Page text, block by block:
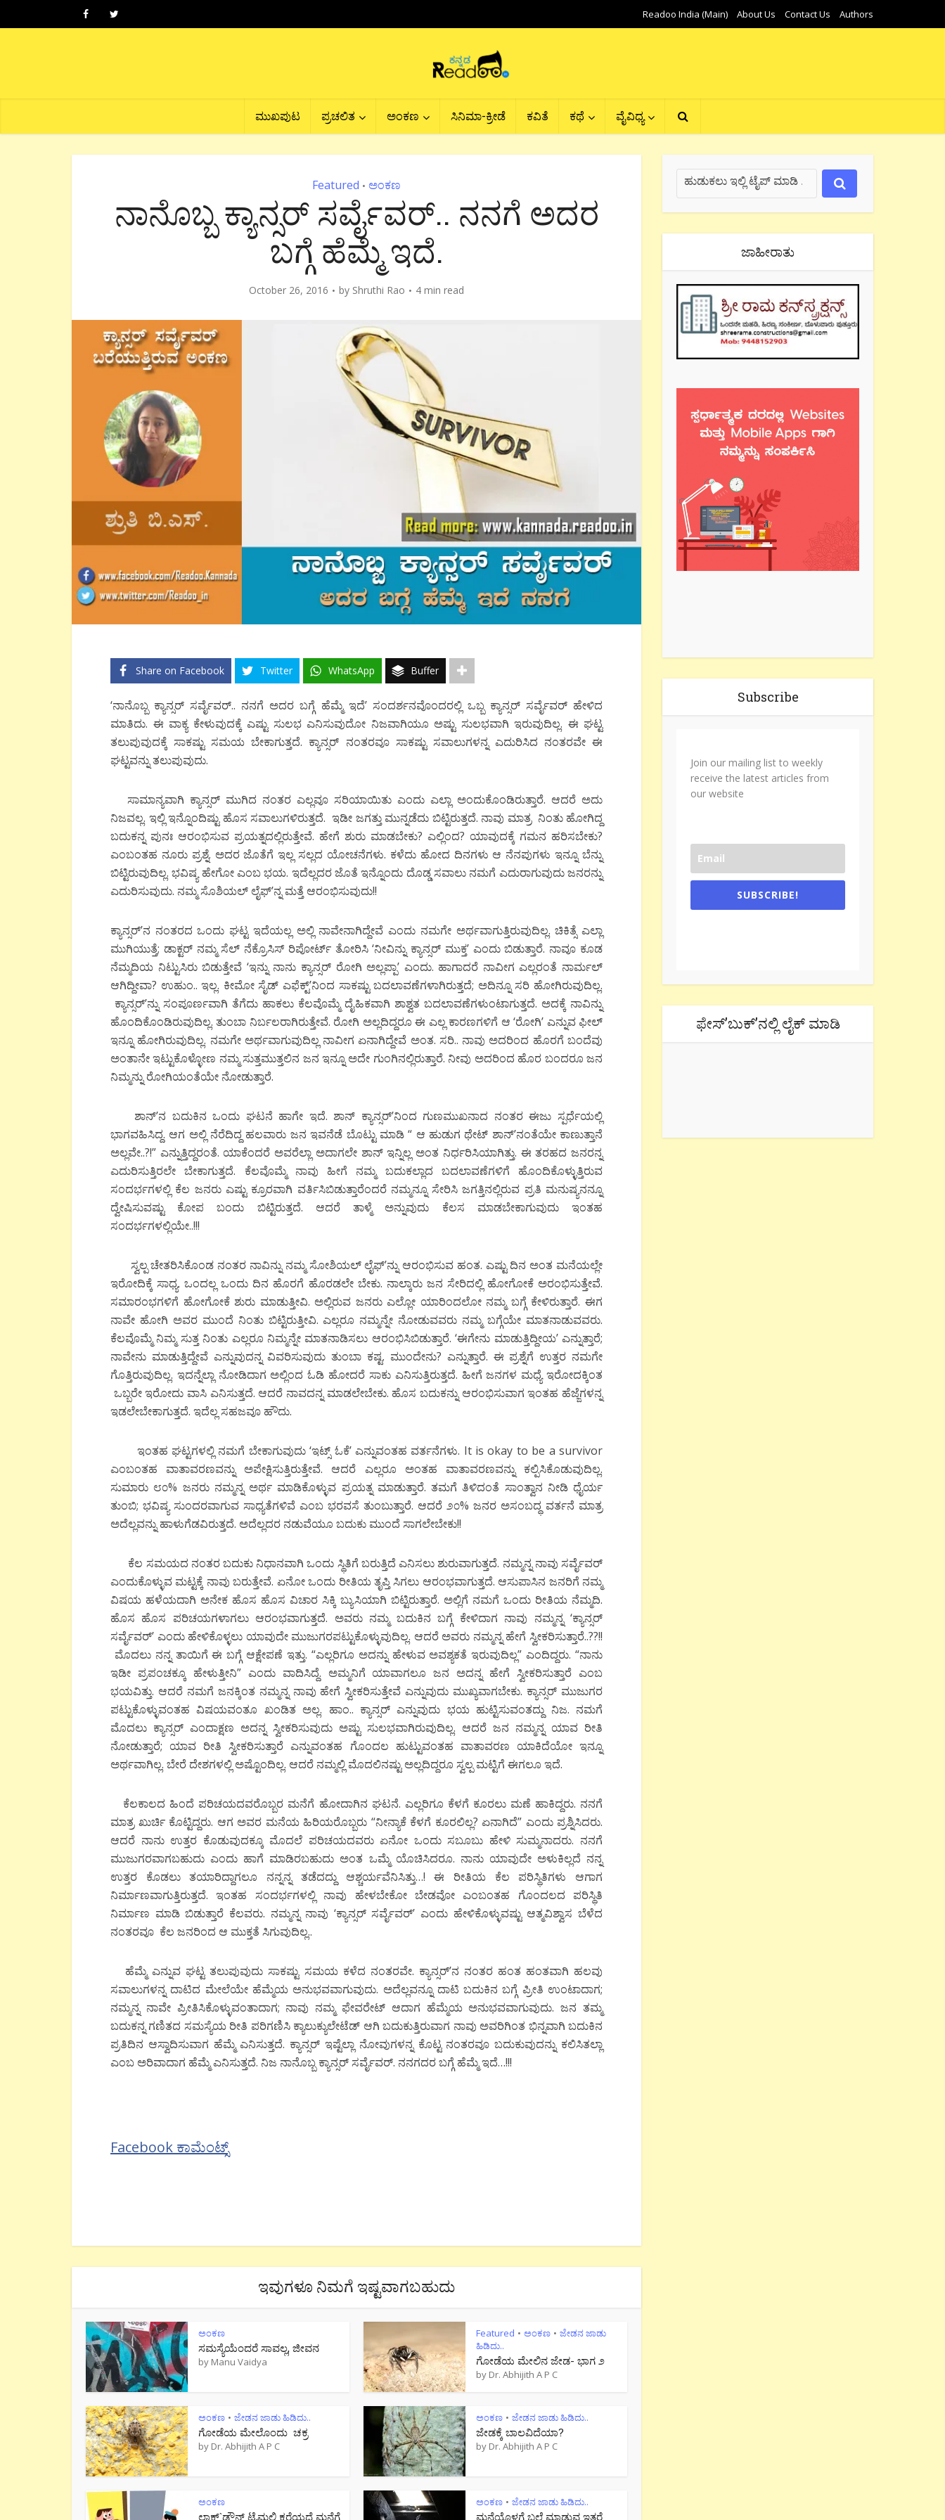
Readoo India (Main) About Us Contact Us Authors
ಮುಖಪುಟ ಪ್ರಚಲಿತ ಅಂಕಣ ಸಿನಿಮಾ-ಕ್ರೀಡೆ ಕವಿತೆ ಕಥೆ ವೈವಿಧ್ಯ
Featured • ಅಂಕಣ
ನಾನೊಬ್ಬ ಕ್ಯಾನ್ಸರ್ ಸರ್ವೈವರ್.. ನನಗೆ ಅದರ
ಬಗ್ಗೆ ಹೆಮ್ಮೆ ಇದೆ.
October 26, 2016 by Shruthi Rao 4 min read
Share on Facebook Twitter WhatsApp Buffer
‘ನಾನೊಬ್ಬ ಕ್ಯಾನ್ಸರ್ ಸರ್ವೈವರ್.. ನನಗೆ ಅದರ ಬಗ್ಗೆ ಹೆಮ್ಮೆ ಇದೆ’ ಸಂದರ್ಶನವೊಂದರಲ್ಲಿ ಒಬ್ಬ ಕ್ಯಾನ್ಸರ್ ಸರ್ವೈವರ್ ಹೇಳಿದ
ಮಾತಿದು. ಈ ವಾಕ್ಯ ಕೇಳುವುದಕ್ಕೆ ಎಷ್ಟು ಸುಲಭ ಎನಿಸುವುದೋ ನಿಜವಾಗಿಯೂ ಅಷ್ಟು ಸುಲಭವಾಗಿ ಇರುವುದಿಲ್ಲ. ಈ ಘಟ್ಟ
ತಲುಪುವುದಕ್ಕೆ ಸಾಕಷ್ಟು ಸಮಯ ಬೇಕಾಗುತ್ತದೆ. ಕ್ಯಾನ್ಸರ್ ನಂತರವೂ ಸಾಕಷ್ಟು ಸವಾಲುಗಳನ್ನ ಎದುರಿಸಿದ ನಂತರವೇ ಈ
ಘಟ್ಟವನ್ನು ತಲುಪುವುದು.
ಸಾಮಾನ್ಯವಾಗಿ ಕ್ಯಾನ್ಸರ್ ಮುಗಿದ ನಂತರ ಎಲ್ಲವೂ ಸರಿಯಾಯಿತು ಎಂದು ಎಲ್ಲಾ ಅಂದುಕೊಂಡಿರುತ್ತಾರೆ. ಆದರೆ ಅದು
ನಿಜವಲ್ಲ. ಇಲ್ಲಿ ಇನ್ನೊಂದಿಷ್ಟು ಹೊಸ ಸವಾಲುಗಳಿರುತ್ತದೆ. ಇಡೀ ಜಗತ್ತು ಮುನ್ನಡೆದು ಬಿಟ್ಟಿರುತ್ತದೆ. ನಾವು ಮಾತ್ರ ನಿಂತು ಹೋಗಿದ್ದ
ಬದುಕನ್ನ ಪುನಃ ಆರಂಭಿಸುವ ಪ್ರಯತ್ನದಲ್ಲಿರುತ್ತೇವೆ. ಹೇಗೆ ಶುರು ಮಾಡಬೇಕು? ಎಲ್ಲಿಂದ? ಯಾವುದಕ್ಕೆ ಗಮನ ಹರಿಸಬೇಕು?
ಎಂಬಂತಹ ನೂರು ಪ್ರಶ್ನೆ. ಅದರ ಜೊತೆಗೆ ಇಲ್ಲ ಸಲ್ಲದ ಯೋಚನೆಗಳು. ಕಳೆದು ಹೋದ ದಿನಗಳು ಆ ನೆನಪುಗಳು ಇನ್ನೂ ಬೆನ್ನು
ಬಿಟ್ಟಿರುವುದಿಲ್ಲ. ಭವಿಷ್ಯ ಹೇಗೋ ಎಂಬ ಭಯ. ಇದೆಲ್ಲದರ ಜೊತೆ ಇನ್ನೊಂದು ದೊಡ್ಡ ಸವಾಲು ನಮಗೆ ಎದುರಾಗುವುದು ಜನರನ್ನು
ಎದುರಿಸುವುದು. ನಮ್ಮ ಸೊಶಿಯಲ್ ಲೈಫ್’ನ್ನ ಮತ್ತೆ ಆರಂಭಿಸುವುದು!!
ಕ್ಯಾನ್ಸರ್’ನ ನಂತರದ ಒಂದು ಘಟ್ಟ ಇದೆಯಲ್ಲ ಅಲ್ಲಿ ನಾವೇನಾಗಿದ್ದೇವೆ ಎಂದು ನಮಗೇ ಅರ್ಥವಾಗುತ್ತಿರುವುದಿಲ್ಲ. ಚಿಕಿತ್ಸೆ ಎಲ್ಲಾ
ಮುಗಿಯುತ್ತೆ; ಡಾಕ್ಟರ್ ನಮ್ಮ ಸೆಲ್ ನೆಕ್ರೊಸಿಸ್ ರಿಪೋರ್ಟ್ ತೋರಿಸಿ ‘ನೀವಿನ್ನು ಕ್ಯಾನ್ಸರ್ ಮುಕ್ತ’ ಎಂದು ಬಿಡುತ್ತಾರೆ. ನಾವೂ ಕೂಡ
ನೆಮ್ಮದಿಯ ನಿಟ್ಟುಸಿರು ಬಿಡುತ್ತೇವೆ ‘ಇನ್ನು ನಾನು ಕ್ಯಾನ್ಸರ್ ರೋಗಿ ಅಲ್ಲಪ್ಪಾ’ ಎಂದು. ಹಾಗಾದರೆ ನಾವೀಗ ಎಲ್ಲರಂತೆ ನಾರ್ಮಲ್
ಆಗಿದ್ದೀವಾ? ಉಹುಂ.. ಇಲ್ಲ. ಕೀಮೋ ಸೈಡ್ ಎಫೆಕ್ಟ್’ನಿಂದ ಸಾಕಷ್ಟು ಬದಲಾವಣೆಗಳಾಗಿರುತ್ತದೆ; ಅದಿನ್ನೂ ಸರಿ ಹೋಗಿರುವುದಿಲ್ಲ.
ಕ್ಯಾನ್ಸರ್’ನ್ನು ಸಂಪೂರ್ಣವಾಗಿ ತೆಗೆದು ಹಾಕಲು ಕೆಲವೊಮ್ಮೆ ದೈಹಿಕವಾಗಿ ಶಾಶ್ವತ ಬದಲಾವಣೆಗಳುಂಟಾಗುತ್ತದೆ. ಅದಕ್ಕೆ ನಾವಿನ್ನು
ಹೊಂದಿಕೊಂಡಿರುವುದಿಲ್ಲ. ತುಂಬಾ ನಿರ್ಬಲರಾಗಿರುತ್ತೇವೆ. ರೋಗಿ ಅಲ್ಲದಿದ್ದರೂ ಈ ಎಲ್ಲ ಕಾರಣಗಳಿಗೆ ಆ ‘ರೋಗಿ’ ಎನ್ನುವ ಫೀಲ್
ಇನ್ನೂ ಹೋಗಿರುವುದಿಲ್ಲ. ನಮಗೇ ಅರ್ಥವಾಗುವುದಿಲ್ಲ ನಾವೀಗ ಏನಾಗಿದ್ದೇವೆ ಅಂತ. ಸರಿ.. ನಾವು ಅದರಿಂದ ಹೊರಗೆ ಬಂದೆವು
ಅಂತಾನೇ ಇಟ್ಟುಕೊಳ್ಳೋಣ ನಮ್ಮ ಸುತ್ತಮುತ್ತಲಿನ ಜನ ಇನ್ನೂ ಅದೇ ಗುಂಗಿನಲ್ಲಿರುತ್ತಾರೆ. ನೀವು ಅದರಿಂದ ಹೊರ ಬಂದರೂ ಜನ
ನಿಮ್ಮನ್ನು ರೋಗಿಯಂತೆಯೇ ನೋಡುತ್ತಾರೆ.
ಶಾನ್’ನ ಬದುಕಿನ ಒಂದು ಘಟನೆ ಹಾಗೇ ಇದೆ. ಶಾನ್ ಕ್ಯಾನ್ಸರ್’ನಿಂದ ಗುಣಮುಖನಾದ ನಂತರ ಈಜು ಸ್ಪರ್ಧೆಯಲ್ಲಿ
ಭಾಗವಹಿಸಿದ್ದ. ಆಗ ಅಲ್ಲಿ ನೆರೆದಿದ್ದ ಹಲವಾರು ಜನ ಇವನೆಡೆ ಬೊಟ್ಟು ಮಾಡಿ “ ಆ ಹುಡುಗ ಥೇಟ್ ಶಾನ್’ನಂತೆಯೇ ಕಾಣುತ್ತಾನೆ
ಅಲ್ಲವೇ..?!” ಎನ್ನುತ್ತಿದ್ದರಂತೆ. ಯಾಕೆಂದರೆ ಅವರೆಲ್ಲಾ ಅದಾಗಲೇ ಶಾನ್ ಇನ್ನಿಲ್ಲ ಅಂತ ನಿರ್ಧರಿಸಿಯಾಗಿತ್ತು. ಈ ತರಹದ ಜನರನ್ನ
ಎದುರಿಸುತ್ತಿರಲೇ ಬೇಕಾಗುತ್ತದೆ. ಕೆಲವೊಮ್ಮೆ ನಾವು ಹೀಗೆ ನಮ್ಮ ಬದುಕಲ್ಲಾದ ಬದಲಾವಣೆಗಳಿಗೆ ಹೊಂದಿಕೊಳ್ಳುತ್ತಿರುವ
ಸಂದರ್ಭಗಳಲ್ಲಿ ಕೆಲ ಜನರು ಎಷ್ಟು ಕ್ರೂರವಾಗಿ ವರ್ತಿಸಿಬಿಡುತ್ತಾರೆಂದರೆ ನಮ್ಮನ್ನೂ ಸೇರಿಸಿ ಜಗತ್ತಿನಲ್ಲಿರುವ ಪ್ರತಿ ಮನುಷ್ಯನನ್ನೂ
ದ್ವೇಷಿಸುವಷ್ಟು ಕೋಪ ಬಂದು ಬಿಟ್ಟಿರುತ್ತದೆ. ಆದರೆ ತಾಳ್ಮೆ ಅನ್ನುವುದು ಕೆಲಸ ಮಾಡಬೇಕಾಗುವುದು ಇಂತಹ
ಸಂದರ್ಭಗಳಲ್ಲಿಯೇ..!!!
ಸ್ವಲ್ಪ ಚೇತರಿಸಿಕೊಂಡ ನಂತರ ನಾವಿನ್ನು ನಮ್ಮ ಸೋಶಿಯಲ್ ಲೈಫ್’ನ್ನು ಆರಂಭಿಸುವ ಹಂತ. ಎಷ್ಟು ದಿನ ಅಂತ ಮನೆಯಲ್ಲೇ
ಇರೋದಿಕ್ಕೆ ಸಾಧ್ಯ. ಒಂದಲ್ಲ ಒಂದು ದಿನ ಹೊರಗೆ ಹೊರಡಲೇ ಬೇಕು. ನಾಲ್ಕಾರು ಜನ ಸೇರಿದಲ್ಲಿ ಹೋಗೋಕೆ ಅರಂಭಿಸುತ್ತೇವೆ.
ಸಮಾರಂಭಗಳಿಗೆ ಹೋಗೋಕೆ ಶುರು ಮಾಡುತ್ತೀವಿ. ಅಲ್ಲಿರುವ ಜನರು ಎಲ್ಲೋ ಯಾರಿಂದಲೋ ನಮ್ಮ ಬಗ್ಗೆ ಕೇಳಿರುತ್ತಾರೆ. ಈಗ
ನಾವೇ ಹೋಗಿ ಅವರ ಮುಂದೆ ನಿಂತು ಬಿಟ್ಟಿರುತ್ತೀವಿ. ಎಲ್ಲರೂ ನಮ್ಮನ್ನೇ ನೋಡುವವರು ನಮ್ಮ ಬಗ್ಗೆಯೇ ಮಾತನಾಡುವವರು.
ಕೆಲವೊಮ್ಮೆ ನಿಮ್ಮ ಸುತ್ತ ನಿಂತು ಎಲ್ಲರೂ ನಿಮ್ಮನ್ನೇ ಮಾತನಾಡಿಸಲು ಆರಂಭಿಸಿಬಿಡುತ್ತಾರೆ. ‘ಈಗೇನು ಮಾಡುತ್ತಿದ್ದೀಯ’ ಎನ್ನುತ್ತಾರೆ;
ನಾವೇನು ಮಾಡುತ್ತಿದ್ದೇವೆ ಎನ್ನುವುದನ್ನ ವಿವರಿಸುವುದು ತುಂಬಾ ಕಷ್ಟ. ಮುಂದೇನು? ಎನ್ನುತ್ತಾರೆ. ಈ ಪ್ರಶ್ನೆಗೆ ಉತ್ತರ ನಮಗೇ
ಗೊತ್ತಿರುವುದಿಲ್ಲ. ಇದನ್ನೆಲ್ಲಾ ನೋಡಿದಾಗ ಅಲ್ಲಿಂದ ಓಡಿ ಹೋದರೆ ಸಾಕು ಎನಿಸುತ್ತಿರುತ್ತದೆ. ಹೀಗೆ ಜನಗಳ ಮಧ್ಯೆ ಇರೋದಕ್ಕಿಂತ
ಒಬ್ಬರೇ ಇರೋದು ವಾಸಿ ಎನಿಸುತ್ತದೆ. ಆದರೆ ನಾವದನ್ನ ಮಾಡಲೇಬೇಕು. ಹೊಸ ಬದುಕನ್ನು ಆರಂಭಿಸುವಾಗ ಇಂತಹ ಹೆಜ್ಜೆಗಳನ್ನ
ಇಡಲೇಬೇಕಾಗುತ್ತದೆ. ಇದೆಲ್ಲ ಸಹಜವೂ ಹೌದು.
ಇಂತಹ ಘಟ್ಟಗಳಲ್ಲಿ ನಮಗೆ ಬೇಕಾಗುವುದು ‘ಇಟ್ಸ್ ಓಕೆ’ ಎನ್ನುವಂತಹ ವರ್ತನೆಗಳು. It is okay to be a survivor
ಎಂಬಂತಹ ವಾತಾವರಣವನ್ನು ಅಪೇಕ್ಷಿಸುತ್ತಿರುತ್ತೇವೆ. ಆದರೆ ಎಲ್ಲರೂ ಅಂತಹ ವಾತಾವರಣವನ್ನು ಕಲ್ಪಿಸಿಕೊಡುವುದಿಲ್ಲ.
ಸುಮಾರು ೮೦% ಜನರು ನಮ್ಮನ್ನ ಅರ್ಥ ಮಾಡಿಕೊಳ್ಳುವ ಪ್ರಯತ್ನ ಮಾಡುತ್ತಾರೆ. ತಮಗೆ ತಿಳಿದಂತೆ ಸಾಂತ್ವಾನ ನೀಡಿ ಧೈರ್ಯ
ತುಂಬಿ; ಭವಿಷ್ಯ ಸುಂದರವಾಗುವ ಸಾಧ್ಯತೆಗಳಿವೆ ಎಂಬ ಭರವಸೆ ತುಂಬುತ್ತಾರೆ. ಆದರೆ ೨೦% ಜನರ ಅಸಂಬದ್ಧ ವರ್ತನೆ ಮಾತ್ರ
ಅದೆಲ್ಲವನ್ನು ಹಾಳುಗೆಡವಿರುತ್ತದೆ. ಅದೆಲ್ಲದರ ನಡುವೆಯೂ ಬದುಕು ಮುಂದೆ ಸಾಗಲೇಬೇಕು!!
ಕೆಲ ಸಮಯದ ನಂತರ ಬದುಕು ನಿಧಾನವಾಗಿ ಒಂದು ಸ್ಥಿತಿಗೆ ಬರುತ್ತಿದೆ ಎನಿಸಲು ಶುರುವಾಗುತ್ತದೆ. ನಮ್ಮನ್ನ ನಾವು ಸರ್ವೈವರ್
ಎಂದುಕೊಳ್ಳುವ ಮಟ್ಟಕ್ಕೆ ನಾವು ಬರುತ್ತೇವೆ. ಏನೋ ಒಂದು ರೀತಿಯ ತೃಪ್ತಿ ಸಿಗಲು ಆರಂಭವಾಗುತ್ತದೆ. ಆಸುಪಾಸಿನ ಜನರಿಗೆ ನಮ್ಮ
ವಿಷಯ ಹಳೆಯದಾಗಿ ಅನೇಕ ಹೊಸ ಹೊಸ ವಿಚಾರ ಸಿಕ್ಕಿ ಬ್ಯುಸಿಯಾಗಿ ಬಿಟ್ಟಿರುತ್ತಾರೆ. ಅಲ್ಲಿಗೆ ನಮಗೆ ಒಂದು ರೀತಿಯ ನೆಮ್ಮದಿ.
ಹೊಸ ಹೊಸ ಪರಿಚಯಗಳಾಗಲು ಆರಂಭವಾಗುತ್ತದೆ. ಅವರು ನಮ್ಮ ಬದುಕಿನ ಬಗ್ಗೆ ಕೇಳಿದಾಗ ನಾವು ನಮ್ಮನ್ನ ‘ಕ್ಯಾನ್ಸರ್
ಸರ್ವೈವರ್’ ಎಂದು ಹೇಳಿಕೊಳ್ಳಲು ಯಾವುದೇ ಮುಜುಗರಪಟ್ಟುಕೊಳ್ಳುವುದಿಲ್ಲ. ಆದರೆ ಅವರು ನಮ್ಮನ್ನ ಹೇಗೆ ಸ್ವೀಕರಿಸುತ್ತಾರೆ..??!!
ಮೊದಲು ನನ್ನ ತಾಯಿಗೆ ಈ ಬಗ್ಗೆ ಆಕ್ಷೇಪಣೆ ಇತ್ತು. “ಎಲ್ಲರಿಗೂ ಅದನ್ನು ಹೇಳುವ ಅವಶ್ಯಕತೆ ಇರುವುದಿಲ್ಲ” ಎಂದಿದ್ದರು. “ನಾನು
ಇಡೀ ಪ್ರಪಂಚಕ್ಕೂ ಹೇಳುತ್ತೀನಿ” ಎಂದು ವಾದಿಸಿದ್ದೆ. ಅಮ್ಮನಿಗೆ ಯಾವಾಗಲೂ ಜನ ಅದನ್ನ ಹೇಗೆ ಸ್ವೀಕರಿಸುತ್ತಾರೆ ಎಂಬ
ಭಯವಿತ್ತು. ಆದರೆ ನಮಗೆ ಜನಕ್ಕಿಂತ ನಮ್ಮನ್ನ ನಾವು ಹೇಗೆ ಸ್ವೀಕರಿಸುತ್ತೇವೆ ಎನ್ನುವುದು ಮುಖ್ಯವಾಗಬೇಕು. ಕ್ಯಾನ್ಸರ್ ಮುಜುಗರ
ಪಟ್ಟುಕೊಳ್ಳುವಂತಹ ವಿಷಯವಂತೂ ಖಂಡಿತ ಅಲ್ಲ. ಹಾಂ.. ಕ್ಯಾನ್ಸರ್ ಎನ್ನುವುದು ಭಯ ಹುಟ್ಟಿಸುವಂತದ್ದು ನಿಜ. ನಮಗೆ
ಮೊದಲು ಕ್ಯಾನ್ಸರ್ ಎಂದಾಕ್ಷಣ ಅದನ್ನ ಸ್ವೀಕರಿಸುವುದು ಅಷ್ಟು ಸುಲಭವಾಗಿರುವುದಿಲ್ಲ. ಆದರೆ ಜನ ನಮ್ಮನ್ನ ಯಾವ ರೀತಿ
ನೋಡುತ್ತಾರೆ; ಯಾವ ರೀತಿ ಸ್ವೀಕರಿಸುತ್ತಾರೆ ಎನ್ನುವಂತಹ ಗೊಂದಲ ಹುಟ್ಟುವಂತಹ ವಾತಾವರಣ ಯಾಕಿದೆಯೋ ಇನ್ನೂ
ಅರ್ಥವಾಗಿಲ್ಲ. ಬೇರೆ ದೇಶಗಳಲ್ಲಿ ಅಷ್ಟೊಂದಿಲ್ಲ. ಆದರೆ ನಮ್ಮಲ್ಲಿ ಮೊದಲಿನಷ್ಟು ಅಲ್ಲದಿದ್ದರೂ ಸ್ವಲ್ಪ ಮಟ್ಟಿಗೆ ಈಗಲೂ ಇದೆ.
ಕೆಲಕಾಲದ ಹಿಂದೆ ಪರಿಚಯದವರೊಬ್ಬರ ಮನೆಗೆ ಹೋದಾಗಿನ ಘಟನೆ. ಎಲ್ಲರಿಗೂ ಕೆಳಗೆ ಕೂರಲು ಮಣೆ ಹಾಕಿದ್ದರು. ನನಗೆ
ಮಾತ್ರ ಖುರ್ಚಿ ಕೊಟ್ಟಿದ್ದರು. ಆಗ ಅವರ ಮನೆಯ ಹಿರಿಯರೊಬ್ಬರು “ನೀನ್ಯಾಕೆ ಕೆಳಗೆ ಕೂರಲಿಲ್ಲ? ಏನಾಗಿದೆ” ಎಂದು ಪ್ರಶ್ನಿಸಿದರು.
ಆದರೆ ನಾನು ಉತ್ತರ ಕೊಡುವುದಕ್ಕೂ ಮೊದಲೆ ಪರಿಚಯದವರು ಏನೋ ಒಂದು ಸಬೂಬು ಹೇಳಿ ಸುಮ್ಮನಾದರು. ನನಗೆ
ಮುಜುಗರವಾಗಬಹುದು ಎಂದು ಹಾಗೆ ಮಾಡಿರಬಹುದು ಅಂತ ಒಮ್ಮೆ ಯೊಚಿಸಿದರೂ. ನಾನು ಯಾವುದೇ ಅಳುಕಿಲ್ಲದೆ ನನ್ನ
ಉತ್ತರ ಕೊಡಲು ತಯಾರಿದ್ದಾಗಲೂ ನನ್ನನ್ನ ತಡೆದದ್ದು ಆಶ್ಚರ್ಯವೆನಿಸಿತ್ತು…! ಈ ರೀತಿಯ ಕೆಲ ಪರಿಸ್ಥಿತಿಗಳು ಆಗಾಗ
ನಿರ್ಮಾಣವಾಗುತ್ತಿರುತ್ತದೆ. ಇಂತಹ ಸಂದರ್ಭಗಳಲ್ಲಿ ನಾವು ಹೇಳಬೇಕೋ ಬೇಡವೋ ಎಂಬಂತಹ ಗೊಂದಲದ ಪರಿಸ್ಥಿತಿ
ನಿರ್ಮಾಣ ಮಾಡಿ ಬಿಡುತ್ತಾರೆ ಕೆಲವರು. ನಮ್ಮನ್ನ ನಾವು ‘ಕ್ಯಾನ್ಸರ್ ಸರ್ವೈವರ್’ ಎಂದು ಹೇಳಿಕೊಳ್ಳುವಷ್ಟು ಆತ್ಮವಿಶ್ವಾಸ ಬೆಳೆದ
ನಂತರವೂ ಕೆಲ ಜನರಿಂದ ಆ ಮುಕ್ತತೆ ಸಿಗುವುದಿಲ್ಲ..
ಹೆಮ್ಮೆ ಎನ್ನುವ ಘಟ್ಟ ತಲುಪುವುದು ಸಾಕಷ್ಟು ಸಮಯ ಕಳೆದ ನಂತರವೇ. ಕ್ಯಾನ್ಸರ್’ನ ನಂತರ ಹಂತ ಹಂತವಾಗಿ ಹಲವು
ಸವಾಲುಗಳನ್ನ ದಾಟಿದ ಮೇಲೆಯೇ ಹೆಮ್ಮೆಯ ಅನುಭವವಾಗುವುದು. ಅದೆಲ್ಲವನ್ನೂ ದಾಟಿ ಬದುಕಿನ ಬಗ್ಗೆ ಪ್ರೀತಿ ಉಂಟಾದಾಗ;
ನಮ್ಮನ್ನ ನಾವೇ ಪ್ರೀತಿಸಿಕೊಳ್ಳುವಂತಾದಾಗ; ನಾವು ನಮ್ಮ ಫೇವರೇಟ್ ಆದಾಗ ಹೆಮ್ಮೆಯ ಅನುಭವವಾಗುವುದು. ಜನ ತಮ್ಮ
ಬದುಕನ್ನ ಗಣಿತದ ಸಮಸ್ಯೆಯ ರೀತಿ ಪರಿಗಣಿಸಿ ಕ್ಯಾಲುಕ್ಯುಲೇಟೆಡ್ ಆಗಿ ಬದುಕುತ್ತಿರುವಾಗ ನಾವು ಅವರಿಗಿಂತ ಭಿನ್ನವಾಗಿ ಬದುಕಿನ
ಪ್ರತಿದಿನ ಆಸ್ವಾದಿಸುವಾಗ ಹೆಮ್ಮೆ ಎನಿಸುತ್ತದೆ. ಕ್ಯಾನ್ಸರ್ ಇಷ್ಟೆಲ್ಲಾ ನೋವುಗಳನ್ನ ಕೊಟ್ಟ ನಂತರವೂ ಬದುಕುವುದನ್ನು ಕಲಿಸಿತಲ್ಲಾ
ಎಂಬ ಅರಿವಾದಾಗ ಹೆಮ್ಮೆ ಎನಿಸುತ್ತದೆ. ನಿಜ ನಾನೊಬ್ಬ ಕ್ಯಾನ್ಸರ್ ಸರ್ವೈವರ್. ನನಗದರ ಬಗ್ಗೆ ಹೆಮ್ಮೆ ಇದೆ…!!!
Facebook ಕಾಮೆಂಟ್ಸ್
ಇವುಗಳೂ ನಿಮಗೆ ಇಷ್ಟವಾಗಬಹುದು
ಅಂಕಣ
ಸಮಸ್ಯೆಯೆಂದರೆ ಸಾವಲ್ಲ, ಜೀವನ
by Manu Vaidya
Featured • ಅಂಕಣ • ಜೇಡನ ಜಾಡು
ಹಿಡಿದು..
ಗೋಡೆಯ ಮೇಲಿನ ಜೇಡ- ಭಾಗ ೨
by Dr. Abhijith A P C
ಅಂಕಣ • ಜೇಡನ ಜಾಡು ಹಿಡಿದು..
ಗೋಡೆಯ ಮೇಲೊಂದು ಚಕ್ರ
by Dr. Abhijith A P C
ಅಂಕಣ • ಜೇಡನ ಜಾಡು ಹಿಡಿದು..
ಜೇಡಕ್ಕೆ ಬಾಲವಿದೆಯಾ?
by Dr. Abhijith A P C
ಅಂಕಣ
ಲಾಕ್`ಡೌನ್ ಟೈಮಲ್ಲಿ ಕರೆಯದೆ ಮನೆಗೆ
ಅಂಕಣ • ಜೇಡನ ಜಾಡು ಹಿಡಿದು..
ಮನೆಯೊಳಗೆ ಬಲೆ ಮಾಡುವ ಇತರೆ
ಜಾಹೀರಾತು
Subscribe
Join our mailing list to weekly
receive the latest articles from
our website
SUBSCRIBE!
ಫೇಸ್’ಬುಕ್’ನಲ್ಲಿ ಲೈಕ್ ಮಾಡಿ